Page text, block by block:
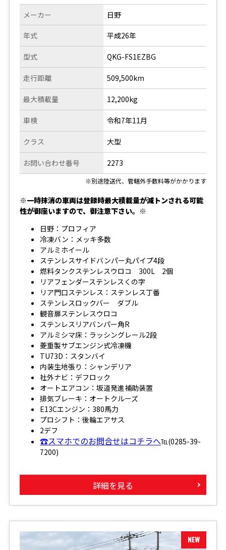
メーカー
年式
型式
走行距離
日野
平成26年
QKG-FS1EZBG
509,500km
最大積載量
車検
クラス
お問い合わせ番号
12,200kg
令和7年11月
大型
2273
※別途陸送代、管轄外手数料等がかかります
※一時抹消の車両は登録時最大積載量が減トンされる可能
性が御座いますので、御注意下さい。※
日野：プロフィア
冷凍バン：メッキ多数
アルミホイール
ステンレスサイドバンパー丸パイプ4段
燃料タンクステンレスウロコ 300L 2個
リアフェンダーステンレスくの字
リア門口ステンレス：ステンレス丁番
ステンレスロックバー ダブル
観音扉ステンレスウロコ
ステンレスリアバンパー角R
アルミシマ床：ラッシングレール2段
菱重製サブエンジン式冷凍機
TU73D：スタンバイ
内装生地張り：シャンデリア
社外ナビ：デフロック
オートエアコン：坂道発進補助装置
排気ブレーキ：オートクルーズ
E13Cエンジン：380馬力
プロシフト：後輪エアサス
2デフ
☎スマホでのお問合せはコチラへ℡(0285-39-
7200)
詳細を見る